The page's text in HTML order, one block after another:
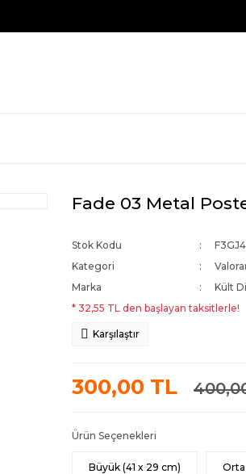
Fade 03 Metal
Stok Kodu
Kategori
Marka
Kült
* 32,55 TL den başlayan taksitlerle!
Karşılaştır
300,00 TL
Ürün Seçenekleri
Büyük (41 x 29 cm)